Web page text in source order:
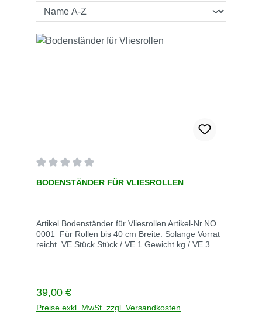
Durchschnittliche Bewertung von 0 von 5 Sternen
BODENSTÄNDER FÜR VLIESROLLEN
Artikel Bodenständer für Vliesrollen Artikel-Nr.NO
0001 Für Rollen bis 40 cm Breite. Solange Vorrat
reicht. VE Stück Stück / VE 1 Gewicht kg / VE 3
Regulärer Preis:
39,00 €
Preise exkl. MwSt. zzgl. Versandkosten